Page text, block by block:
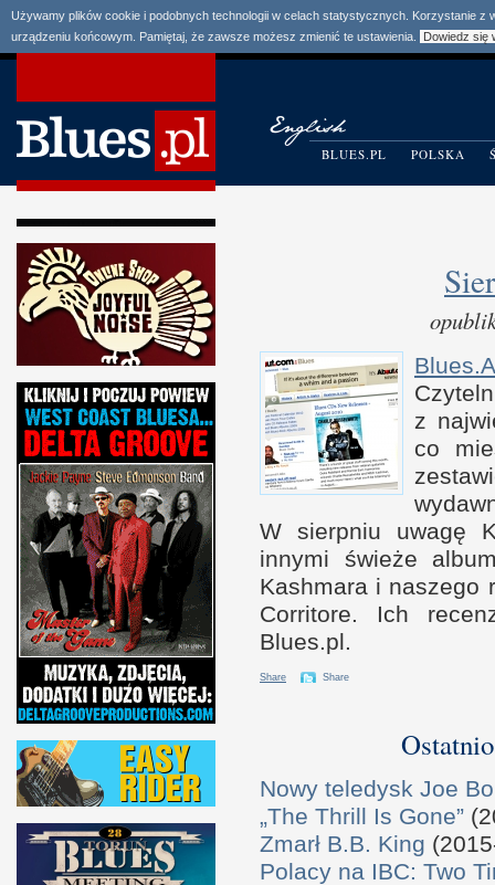
Używamy plików cookie i podobnych technologii w celach statystycznych. Korzystanie
urządzeniu końcowym. Pamiętaj, że zawsze możesz zmienić te ustawienia.
Dowiedz się
BLUES.PL POLSKA
z n
co
W sierpniu uwagę
innymi świeże
Kashmara i naszego
Corritore. Ich
Blues.pl.
Share Share
Nowy teledysk Joe
„The Thrill Is Gone”
Zmarł B.B. King
Polacy na IBC: Two